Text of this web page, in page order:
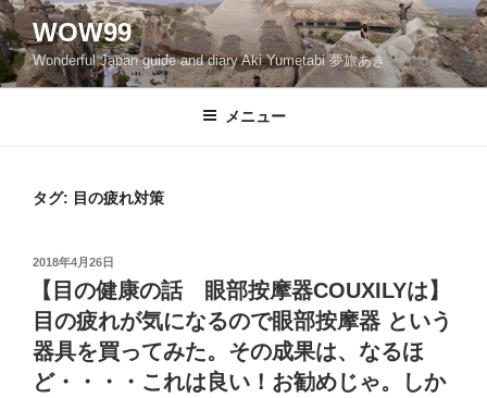
コ
ン
テ
ン
WOW99
Wonderful Japan guide and diary Aki Yumetabi 夢旅あき
メニュー
タグ: 目の疲れ対策
投
稿
日:
2018年4月26日
【目の健康の話 眼部按摩器COUXILYは】
目の疲れが気になるので眼部按摩器 という
器具を買ってみた。その成果は、なるほ
ど・・・・これは良い！お勧めじゃ。しか